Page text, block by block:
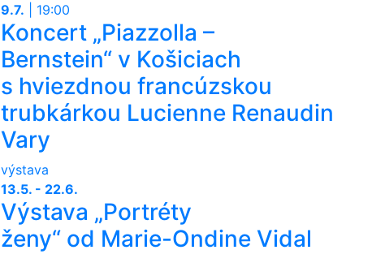
9.7.
19:00
Koncert „Piazzolla –
Bernstein“ v Košiciach
s hviezdnou francúzskou
trubkárkou Lucienne Renaudin
Vary
výstava
13.5. - 22.6.
Výstava „Portréty
ženy“ od Marie-Ondine Vidal